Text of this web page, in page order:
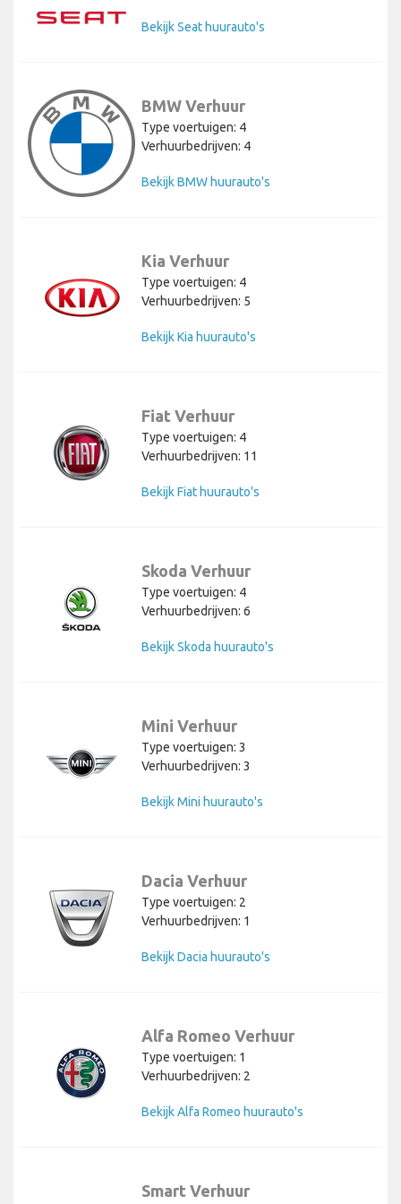
Bekijk Seat huurauto's
BMW Verhuur
Type voertuigen: 4
Verhuurbedrijven: 4
Bekijk BMW huurauto's
Kia Verhuur
Type voertuigen: 4
Verhuurbedrijven: 5
Bekijk Kia huurauto's
Fiat Verhuur
Type voertuigen: 4
Verhuurbedrijven: 11
Bekijk Fiat huurauto's
Skoda Verhuur
Type voertuigen: 4
Verhuurbedrijven: 6
Bekijk Skoda huurauto's
Mini Verhuur
Type voertuigen: 3
Verhuurbedrijven: 3
Bekijk Mini huurauto's
Dacia Verhuur
Type voertuigen: 2
Verhuurbedrijven: 1
Bekijk Dacia huurauto's
Alfa Romeo Verhuur
Type voertuigen: 1
Verhuurbedrijven: 2
Bekijk Alfa Romeo huurauto's
Smart Verhuur